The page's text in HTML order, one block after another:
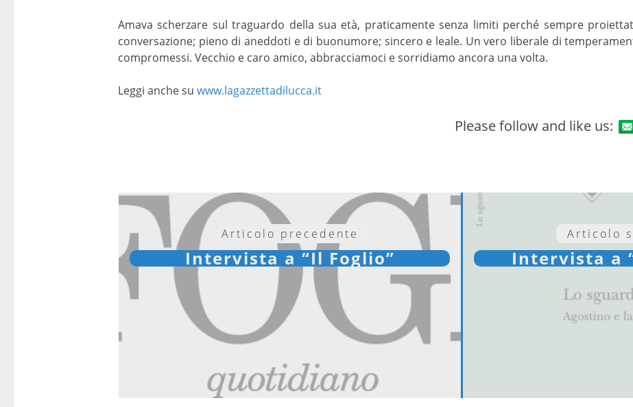
Amava scherzare sul traguardo della sua età, praticamente senza limiti perché sempre
conversazione; pieno di aneddoti e di buonumore; sincero e leale. Un vero liberale di
compromessi. Vecchio e caro amico, abbracciamoci e sorridiamo ancora una volta.
Leggi anche su www.lagazzettadilucca.it
Please follow and like us:
Articolo precedente
Intervista a “Il Foglio”
Articolo
Intervista a